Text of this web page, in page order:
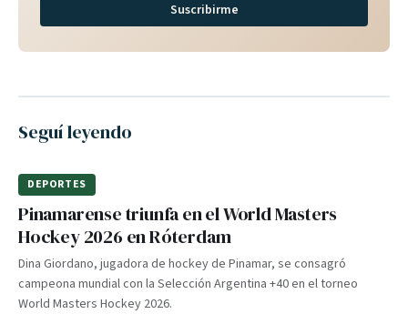
Suscribirme
Seguí leyendo
DEPORTES
Pinamarense triunfa en el World Masters
Hockey 2026 en Róterdam
Dina Giordano, jugadora de hockey de Pinamar, se consagró
campeona mundial con la Selección Argentina +40 en el torneo
World Masters Hockey 2026.